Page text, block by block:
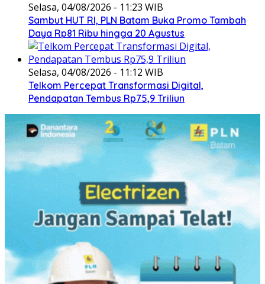
Selasa, 04/08/2026 - 11:23 WIB
Sambut HUT RI, PLN Batam Buka Promo Tambah
Daya Rp81 Ribu hingga 20 Agustus
Selasa, 04/08/2026 - 11:12 WIB
Telkom Percepat Transformasi Digital,
Pendapatan Tembus Rp75,9 Triliun